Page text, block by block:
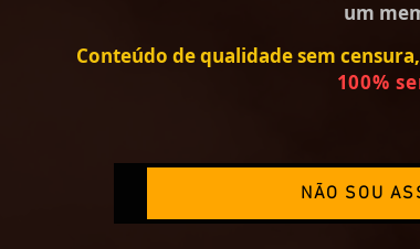
um
Conteúdo de qualidade sem
100%
NÃO SOU